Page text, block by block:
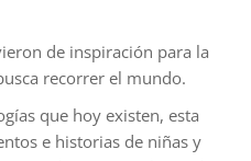
de inspiración para la
recorrer el mundo.
que hoy existen, esta
e historias de niñas y